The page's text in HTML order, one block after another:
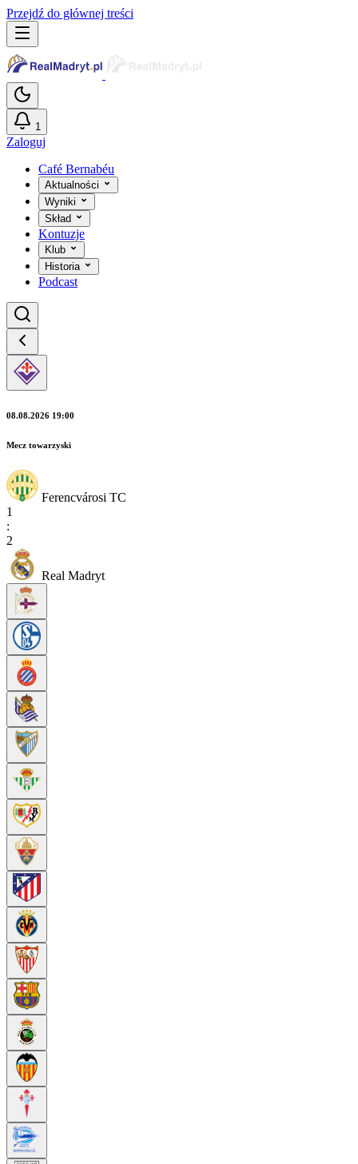
Przejdź do głównej treści
1
Zaloguj
Café Bernabéu
Aktualności
Wyniki
Skład
Kontuzje
Klub
Historia
Podcast
08.08.2026 19:00
Mecz towarzyski
Ferencvárosi TC
1
:
2
Real Madryt